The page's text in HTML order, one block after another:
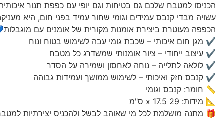
הכניסו למטבח שלכם גם בטיחות וגם יופי עם כפפת תנור
עשויה מבדי קנבס עמידים וגומי שחור עמיד בפני חום, היא
הכפפה מעוטרת ביצירת אומנות מקורית של אומנים עם
✔ מגן חום איכותי – שכבת גומי עבה לשימוש בטוח ונוח
✔ עיצוב ייחודי – ציור אומנותי שמשדרג כל מטבח
✔ לולאה לתלייה – נוחה לאחסון ושמירה על הסדר
✔ קנבס חזק ואיכותי – לשימוש ממושך ועמידות גבוהה
📏 חומר: קנבס וגומי
📐 מידות: 29 x 17.5 ס"מ
🎁 מתנה מושלמת לכל מי שאוהב לבשל ולהכניס יצירתיות